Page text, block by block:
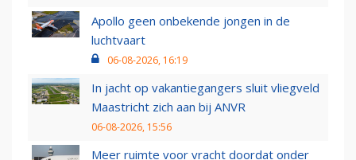
Apollo geen onbekende jongen in de
luchtvaart
06-08-2026, 16:19
In jacht op vakantiegangers sluit vliegveld
Maastricht zich aan bij ANVR
06-08-2026, 15:56
Meer ruimte voor vracht doordat onder